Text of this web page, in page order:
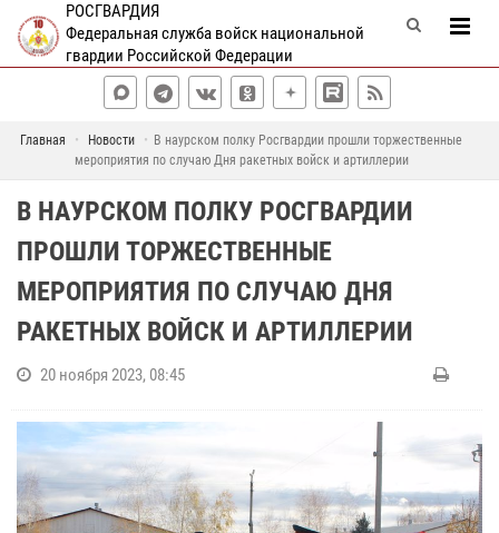
РОСГВАРДИЯ
Федеральная служба войск национальной
гвардии Российской Федерации
Главная Новости
В наурском полку Росгвардии прошли торжественные
мероприятия по случаю Дня ракетных войск и артиллерии
В НАУРСКОМ ПОЛКУ РОСГВАРДИИ
ПРОШЛИ ТОРЖЕСТВЕННЫЕ
МЕРОПРИЯТИЯ ПО СЛУЧАЮ ДНЯ
РАКЕТНЫХ ВОЙСК И АРТИЛЛЕРИИ
20 ноября 2023, 08:45